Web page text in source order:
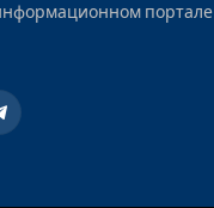
портале